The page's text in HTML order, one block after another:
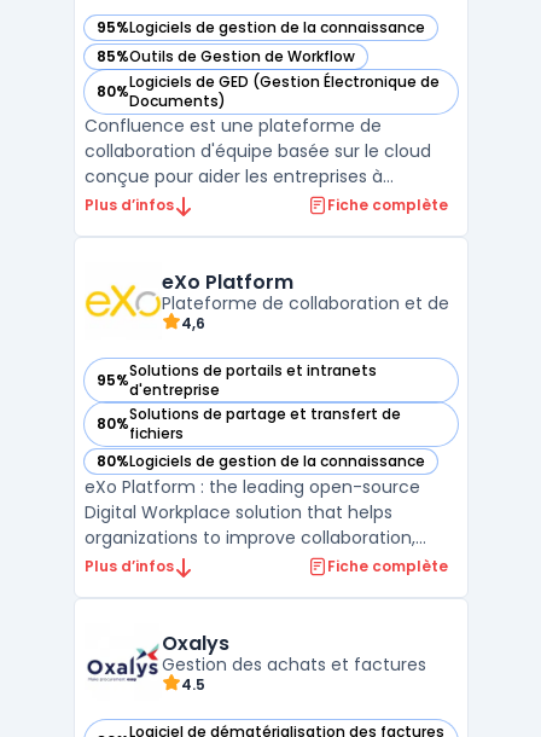
95%Logiciels de gestion de la connaissance
— voir Confluence dans cette catégorie
85%Outils de Gestion de Workflow
— voir Confluence dans cette catégorie
80%Logiciels de GED (Gestion Électronique de
Documents)
— voir Confluence dans cette catégorie
Confluence est une plateforme de
collaboration d'équipe basée sur le cloud
conçue pour aider les entreprises à
organiser et à gérer leur contenu. Elle
des fonctionnalités de Gestion Electronique
de Documents (GED) et de c ...
Plus d’infos Fiche complète
eXo Platform
Plateforme de collaboration et de
4,6
95%Solutions de portails et intranets
d'entreprise
— voir eXo Platform dans cette catégorie
80%Solutions de partage et transfert de
fichiers
— voir eXo Platform dans cette catégorie
80%Logiciels de gestion de la connaissance
— voir eXo Platform dans cette catégorie
eXo Platform : the leading open-source
Digital Workplace solution that helps
organizations to improve collaboration,
knowledge management, and employee
documents, access relevant information,
communicate with each other, and comple
Plus d’infos Fiche complète
Oxalys
Gestion des achats et factures
4.5
Logiciel de dématérialisation des factures